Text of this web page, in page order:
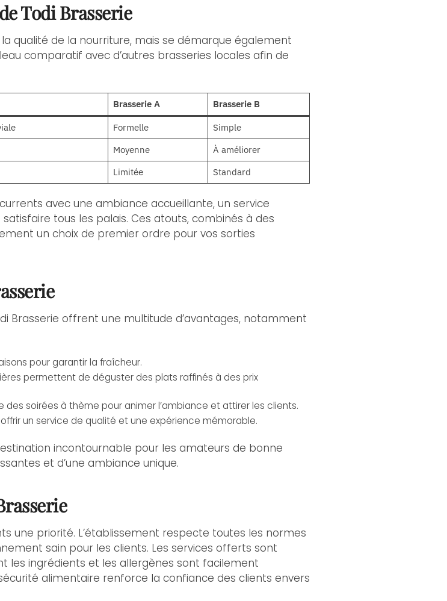
Todi Brasserie
qualité de la nourriture, mais se démarque également
comparatif avec d’autres brasseries locales afin de
Brasserie A Brasserie B
Formelle
Simple
Moyenne
À améliorer
Limitée Standard
avec une ambiance accueillante, un service
tous les palais. Ces atouts, combinés à des
un choix de premier ordre pour vos sorties
Brasserie offrent une multitude d’avantages, notamment
pour garantir la fraîcheur.
permettent de déguster des plats raffinés à des prix
des soirées à thème pour animer l’ambiance et attirer les clients.
un service de qualité et une expérience mémorable.
incontournable pour les amateurs de bonne
et d’une ambiance unique.
une priorité. L’établissement respecte toutes les normes
sain pour les clients. Les services offerts sont
les ingrédients et les allergènes sont facilement
alimentaire renforce la confiance des clients envers